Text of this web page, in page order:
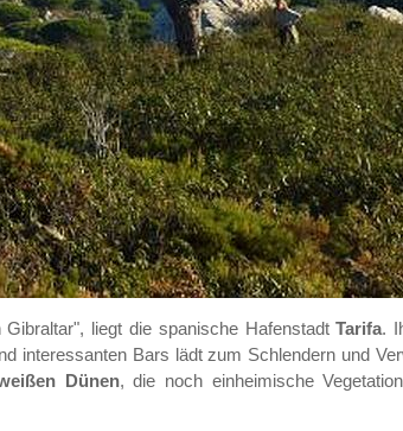
liegt die spanische HafenstadtTarifa.
interessanten Bars lädt zum Schlendern und
Dünen, die noch einheimische